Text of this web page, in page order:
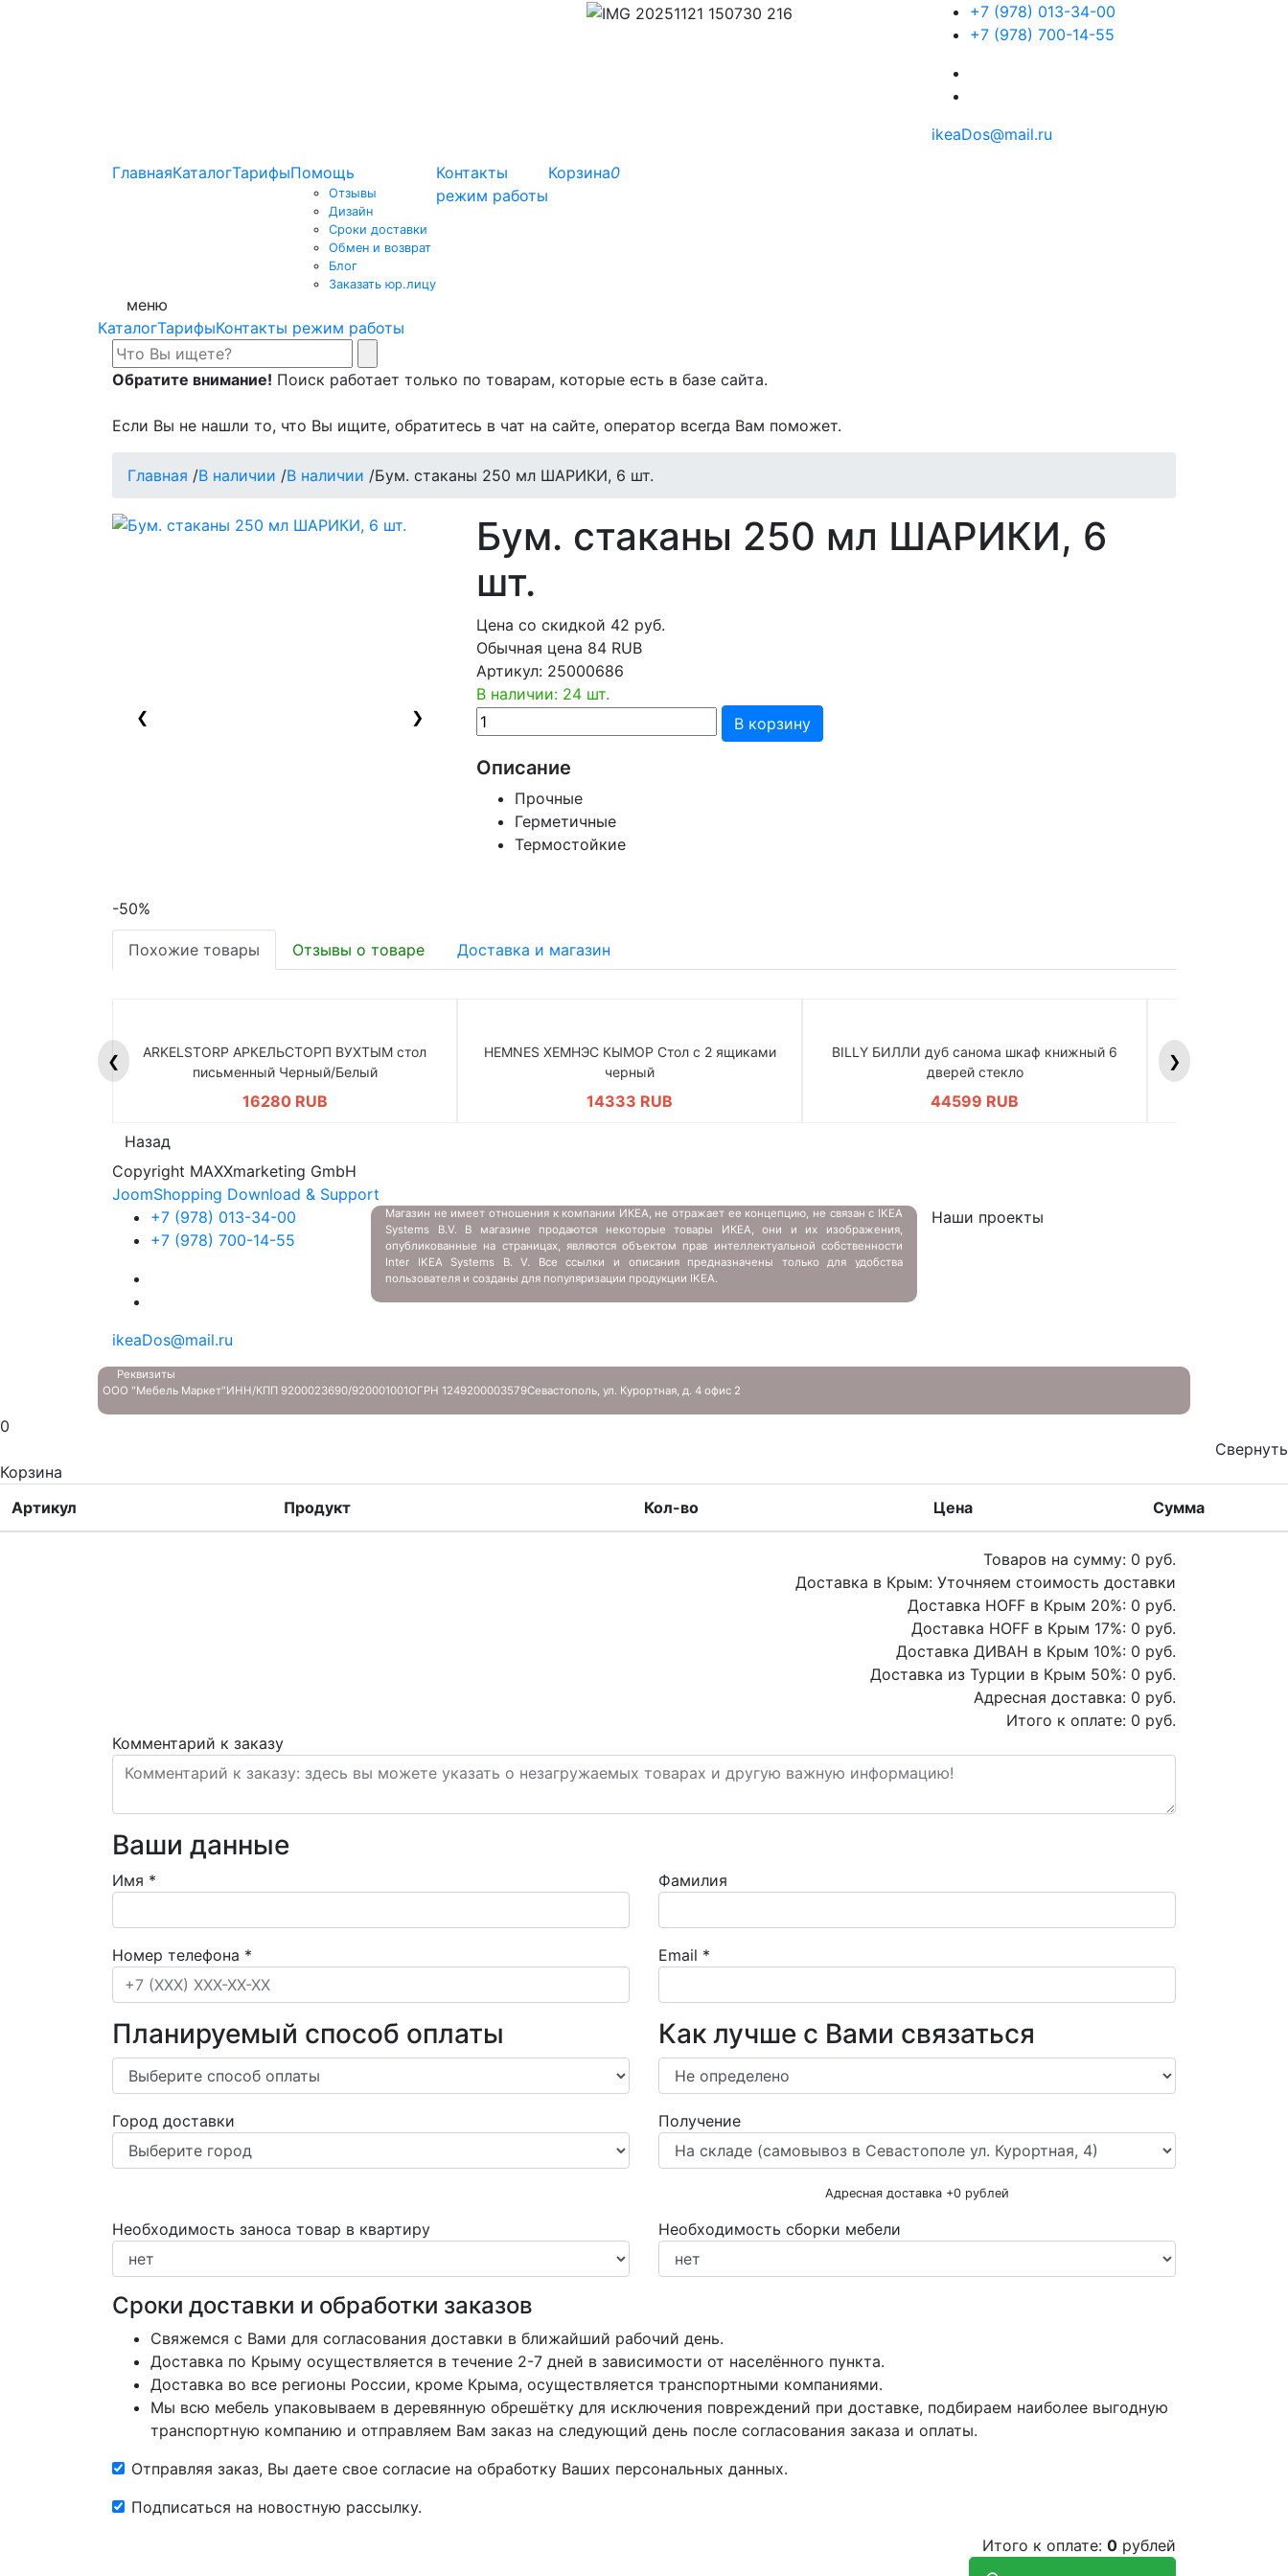
+7 (978) 013-34-00
+7 (978) 700-14-55
ikeaDos@mail.ru
ГлавнаяКаталогТарифыПомощь
Отзывы
Дизайн
Сроки доставки
Обмен и возврат
Блог
Заказать юр.лицу
Контакты
режим работы
Корзина0
меню
КаталогТарифыКонтакты режим работы
Обратите внимание! Поиск работает только по товарам, которые есть в базе сайта.
Если Вы не нашли то, что Вы ищите, обратитесь в чат на сайте, оператор всегда Вам поможет.
Главная /В наличии /В наличии /Бум. стаканы 250 мл ШАРИКИ, 6 шт.
❮ ❯
-50%
Бум. стаканы 250 мл ШАРИКИ, 6
шт.
Цена со скидкой 42 руб.
Обычная цена 84 RUB
Артикул: 25000686
В наличии: 24 шт.
В корзину
Описание
Прочные
Герметичные
Термостойкие
Похожие товары Отзывы о товаре Доставка и магазин
❮
ARKELSTORP АРКЕЛЬСТОРП ВУХТЫМ стол
письменный Черный/Белый
16280 RUB
HEMNES ХЕМНЭС КЫМОР Стол c 2 ящиками
черный
14333 RUB
BILLY БИЛЛИ дуб санома шкаф книжный 6
дверей стекло
44599 RUB
BILLY БИЛЛИ
❯
Назад
Copyright MAXXmarketing GmbH
JoomShopping Download & Support
+7 (978) 013-34-00
+7 (978) 700-14-55
ikeaDos@mail.ru
Магазин не имеет отношения к компании ИКЕА, не отражает ее концепцию, не связан с IKEA
Systems B.V. В магазине продаются некоторые товары ИКЕА, они и их изображения,
опубликованные на страницах, являются объектом прав интеллектуальной собственности
Inter IKEA Systems B. V. Все ссылки и описания предназначены только для удобства
пользователя и созданы для популяризации продукции IKEA.
Наши проекты
Реквизиты
ООО "Мебель Маркет"ИНН/КПП 9200023690/920001001ОГРН 1249200003579Севастополь, ул. Курортная, д. 4 офис 2
0
Свернуть
Корзина
Артикул
Продукт Кол-во Цена Сумма
Товаров на сумму: 0 руб.
Доставка в Крым: Уточняем стоимость доставки
Доставка HOFF в Крым 20%: 0 руб.
Доставка HOFF в Крым 17%: 0 руб.
Доставка ДИВАН в Крым 10%: 0 руб.
Доставка из Турции в Крым 50%: 0 руб.
Адресная доставка: 0 руб.
Итого к оплате: 0 руб.
Комментарий к заказу
Ваши данные
Имя * Фамилия
Номер телефона * Email *
Планируемый способ оплаты Как лучше с Вами связаться
Город доставки Получение
Адресная доставка +0 рублей
Необходимость заноса товар в квартиру Необходимость сборки мебели
Сроки доставки и обработки заказов
Свяжемся с Вами для согласования доставки в ближайший рабочий день.
Доставка по Крыму осуществляется в течение 2-7 дней в зависимости от населённого пункта.
Доставка во все регионы России, кроме Крыма, осуществляется транспортными компаниями.
Мы всю мебель упаковываем в деревянную обрешётку для исключения повреждений при доставке, подбираем наиболее выгодную
транспортную компанию и отправляем Вам заказ на следующий день после согласования заказа и оплаты.
Отправляя заказ, Вы даете свое согласие на обработку Ваших персональных данных.
Подписаться на новостную рассылку.
Итого к оплате: 0 рублей